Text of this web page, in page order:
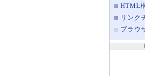
HTML
リンク
ブラウ